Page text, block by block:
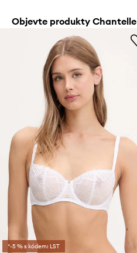
Objevte produkty Chantelle
*-5 % s kódem: LST